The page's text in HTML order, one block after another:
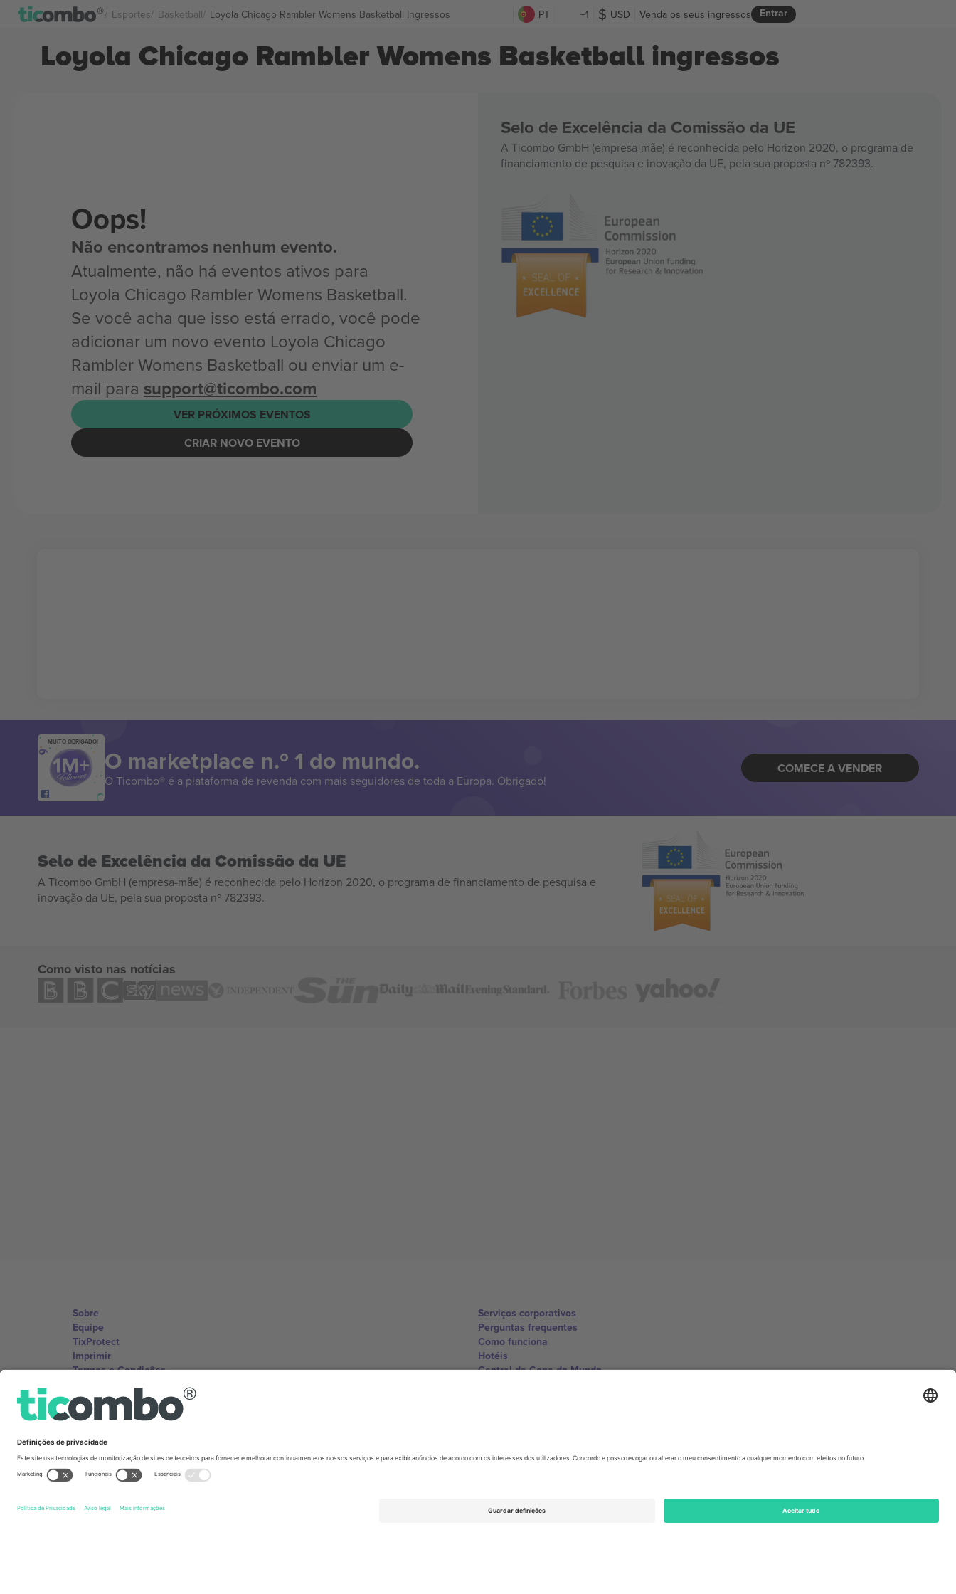
Esportes Basketball Loyola Chicago Rambler Womens Basketball Ingressos PT +1 USD Entrar
Venda os seus ingressos
Loyola Chicago Rambler Womens Basketball ingressos
Oops!
Não encontramos nenhum evento.
Atualmente, não há eventos ativos para
Loyola Chicago Rambler Womens Basketball.
Se você acha que isso está errado, você pode
adicionar um novo evento Loyola Chicago
Rambler Womens Basketball ou enviar um e-
mail para support@ticombo.com
VER PRÓXIMOS EVENTOS
CRIAR NOVO EVENTO
Selo de Excelência da Comissão da UE
A Ticombo GmbH (empresa-mãe) é reconhecida pelo Horizon 2020, o programa de
financiamento de pesquisa e inovação da UE, pela sua proposta nº 782393.
MUITO OBRIGADO!
O marketplace n.º 1 do mundo.
O Ticombo® é a plataforma de revenda com mais seguidores de toda a Europa. Obrigado!
COMECE A VENDER
Selo de Excelência da Comissão da UE
A Ticombo GmbH (empresa-mãe) é reconhecida pelo Horizon 2020, o programa de financiamento de pesquisa e
inovação da UE, pela sua proposta nº 782393.
Como visto nas notícias
Sobre
Equipe
TixProtect
Imprimir
Termos e Condições
Programa de afiliados
Serviços corporativos
Perguntas frequentes
Como funciona
Hotéis
Central da Copa do Mundo